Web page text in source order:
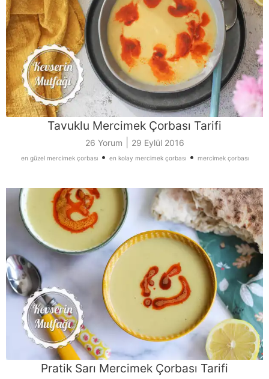
Tavuklu Mercimek Çorbası Tarifi
26 Yorum 29 Eylül 2016
en güzel mercimek çorbası• en kolay mercimek çorbası• mercimek çorbası
Pratik Sarı Mercimek Çorbası Tarifi